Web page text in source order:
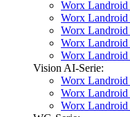
Worx
Worx Landroid
Worx Landroid
Worx Landroid
Worx Landroid
Vision AI-Serie:
Worx
Worx
Worx